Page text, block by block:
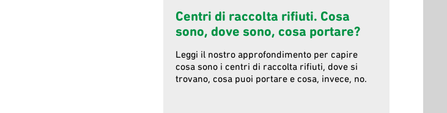
Centri di raccolta rifiuti. Cosa
sono, dove sono, cosa portare?
Leggi il nostro approfondimento per capire
cosa sono i centri di raccolta rifiuti, dove si
trovano, cosa puoi portare e cosa, invece, no.